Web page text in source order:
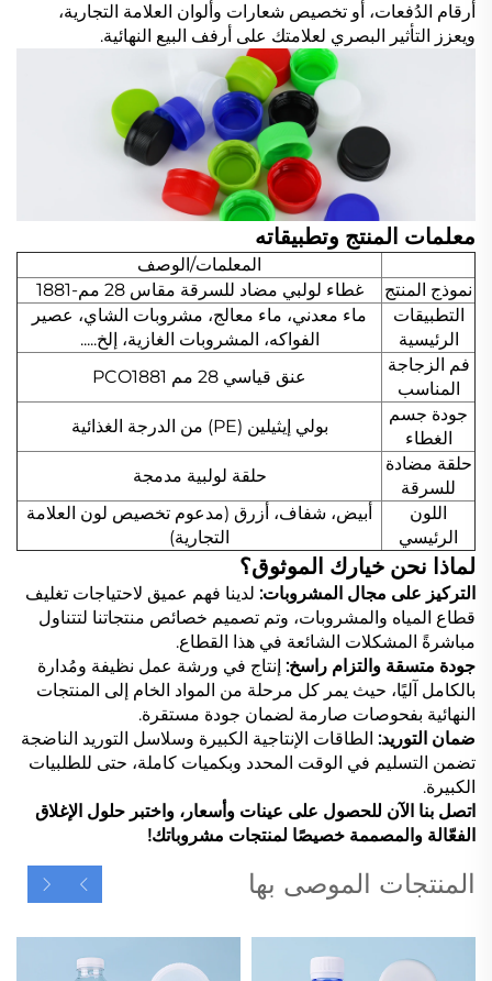
أرقام الدُفعات، أو تخصيص شعارات وألوان العلامة التجارية،
ويعزز التأثير البصري لعلامتك على أرفف البيع النهائية.
معلمات المنتج وتطبيقاته
المعلمات/الوصف
نموذج المنتج
غطاء لولبي مضاد للسرقة مقاس 28 مم-1881
التطبيقات
الرئيسية
ماء معدني، ماء معالج، مشروبات الشاي، عصير
الفواكه، المشروبات الغازية، إلخ.....
فم الزجاجة
المناسب
عنق قياسي 28 مم PCO1881
جودة جسم
الغطاء
بولي إيثيلين (PE) من الدرجة الغذائية
حلقة مضادة
للسرقة
حلقة لولبية مدمجة
اللون
الرئيسي
أبيض، شفاف، أزرق (مدعوم تخصيص لون العلامة
التجارية)
لماذا نحن خيارك الموثوق؟
التركيز على مجال المشروبات: لدينا فهم عميق لاحتياجات تغليف
قطاع المياه والمشروبات، وتم تصميم خصائص منتجاتنا لتتناول
مباشرةً المشكلات الشائعة في هذا القطاع.
جودة متسقة والتزام راسخ: إنتاج في ورشة عمل نظيفة ومُدارة
بالكامل آليًا، حيث يمر كل مرحلة من المواد الخام إلى المنتجات
النهائية بفحوصات صارمة لضمان جودة مستقرة.
ضمان التوريد: الطاقات الإنتاجية الكبيرة وسلاسل التوريد الناضجة
تضمن التسليم في الوقت المحدد وبكميات كاملة، حتى للطلبيات
الكبيرة.
اتصل بنا الآن للحصول على عينات وأسعار، واختبر حلول الإغلاق
الفعّالة والمصممة خصيصًا لمنتجات مشروباتك!
المنتجات الموصى بها